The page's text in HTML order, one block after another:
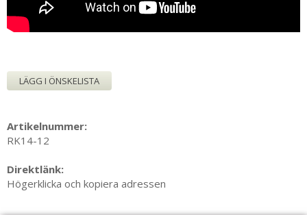
LÄGG I ÖNSKELISTA
Artikelnummer:
RK14-12
Direktlänk:
Högerklicka och kopiera adressen